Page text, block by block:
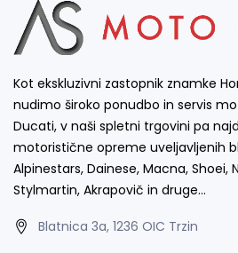
Kot ekskluzivni zastopnik znamke
nudimo široko ponudbo in servis
Ducati, v naši spletni trgovini pa
motoristične opreme uveljavljenih
Alpinestars, Dainese, Macna, Shoei,
Stylmartin, Akrapovič in druge…
Blatnica 3a, 1236 OIC Trzin